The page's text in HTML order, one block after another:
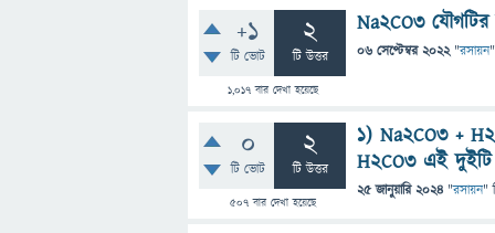
+1
টি ভোট
2
টি উত্তর
1,017বার দেখা হয়েছে
Na2CO3 যৌগটির
06 সেপ্টেম্বর 2022 "রসায়ন
0
টি ভোট
2
টি উত্তর
507বার দেখা হয়েছে
1) Na2CO3 +
H2CO3 এই দুইটি
25 জানুয়ারি 2024 "রসায়ন"